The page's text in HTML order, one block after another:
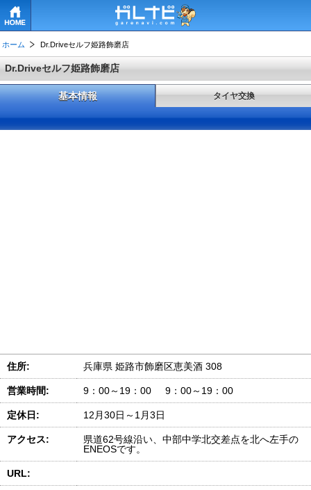
ホーム Dr.Driveセルフ姫路飾磨店
Dr.Driveセルフ姫路飾磨店
基本情報 タイヤ交換
住所: 兵庫県 姫路市飾磨区恵美酒 308
営業時間: 9：00～19：00 9：00～19：00
定休日: 12月30日～1月3日
アクセス:
県道62号線沿い、中部中学北交差点を北へ左手の
ENEOSです。
URL: